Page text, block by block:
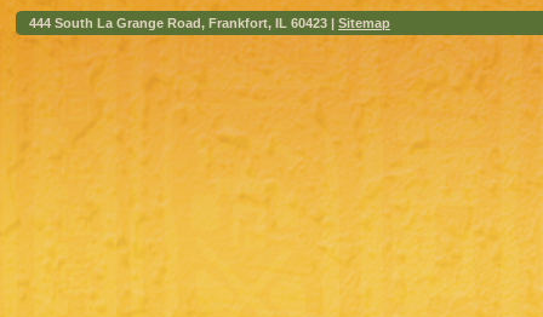
444 South La Grange Road, Frankfort, IL 60423 | Sitemap